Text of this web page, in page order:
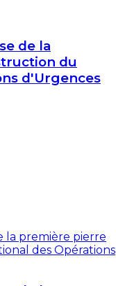
de la
du
d'Urgences